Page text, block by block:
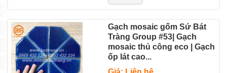
Gạch mosaic gốm Sứ Bát
Tràng Group #53| Gạch
mosaic thủ công eco | Gạch
ốp lát cao...